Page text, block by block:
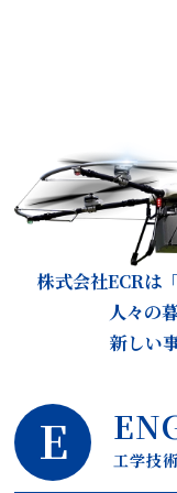
株式会社ECRは
人々の
新しい
工学技